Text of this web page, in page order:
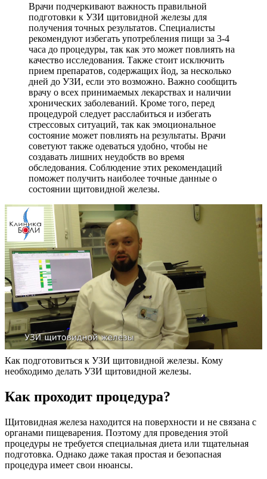
Врачи подчеркивают важность правильной
подготовки к УЗИ щитовидной железы для
получения точных результатов. Специалисты
рекомендуют избегать употребления пищи за 3-4
часа до процедуры, так как это может повлиять на
качество исследования. Также стоит исключить
прием препаратов, содержащих йод, за несколько
дней до УЗИ, если это возможно. Важно сообщить
врачу о всех принимаемых лекарствах и наличии
хронических заболеваний. Кроме того, перед
процедурой следует расслабиться и избегать
стрессовых ситуаций, так как эмоциональное
состояние может повлиять на результаты. Врачи
советуют также одеваться удобно, чтобы не
создавать лишних неудобств во время
обследования. Соблюдение этих рекомендаций
поможет получить наиболее точные данные о
состоянии щитовидной железы.
Как подготовиться к УЗИ щитовидной железы. Кому
необходимо делать УЗИ щитовидной железы.
Как проходит процедура?
Щитовидная железа находится на поверхности и не связана с
органами пищеварения. Поэтому для проведения этой
процедуры не требуется специальная диета или тщательная
подготовка. Однако даже такая простая и безопасная
процедура имеет свои нюансы.